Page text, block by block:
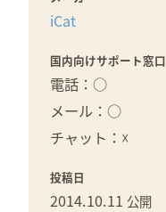
iCat
国内向けサポート窓口
電話：○
メール：○
チャット：☓
投稿日
2014.10.11 公開